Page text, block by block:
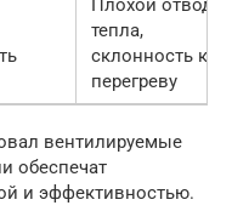
Плохой отвод
тепла,
склонность к
перегреву
вентилируемые
обеспечат
и эффективностью.